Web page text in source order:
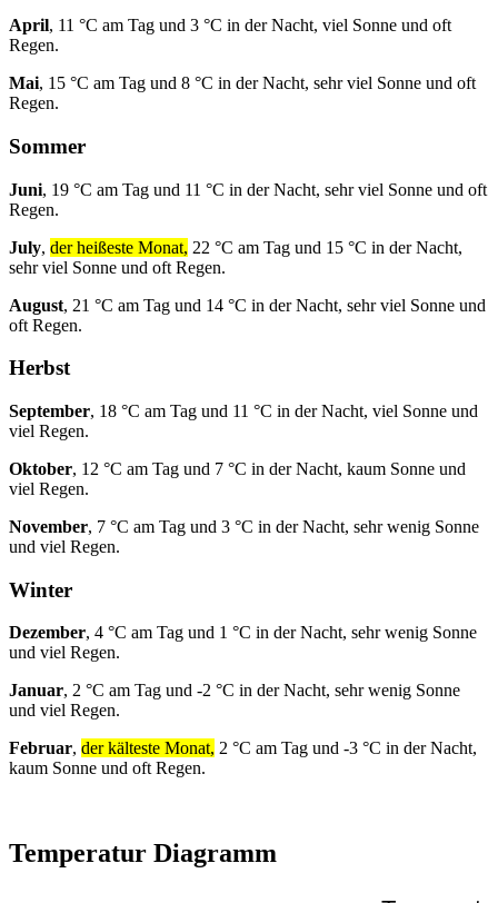
April, 11 °C am Tag und 3 °C in der Nacht, viel Sonne und oft
Regen.
Mai, 15 °C am Tag und 8 °C in der Nacht, sehr viel Sonne und oft
Regen.
Sommer
Juni, 19 °C am Tag und 11 °C in der Nacht, sehr viel Sonne und oft
Regen.
July, der heißeste Monat, 22 °C am Tag und 15 °C in der Nacht,
sehr viel Sonne und oft Regen.
August, 21 °C am Tag und 14 °C in der Nacht, sehr viel Sonne und
oft Regen.
Herbst
September, 18 °C am Tag und 11 °C in der Nacht, viel Sonne und
viel Regen.
Oktober, 12 °C am Tag und 7 °C in der Nacht, kaum Sonne und
viel Regen.
November, 7 °C am Tag und 3 °C in der Nacht, sehr wenig Sonne
und viel Regen.
Winter
Dezember, 4 °C am Tag und 1 °C in der Nacht, sehr wenig Sonne
und viel Regen.
Januar, 2 °C am Tag und -2 °C in der Nacht, sehr wenig Sonne
und viel Regen.
Februar, der kälteste Monat, 2 °C am Tag und -3 °C in der Nacht,
kaum Sonne und oft Regen.
Temperatur Diagramm